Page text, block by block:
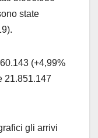
state
(+4,99%
21.851.147
gli arrivi